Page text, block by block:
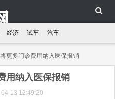
经济 试车 汽车
更多门诊费用纳入医保报销
用纳入医保报销
13 12:49:20